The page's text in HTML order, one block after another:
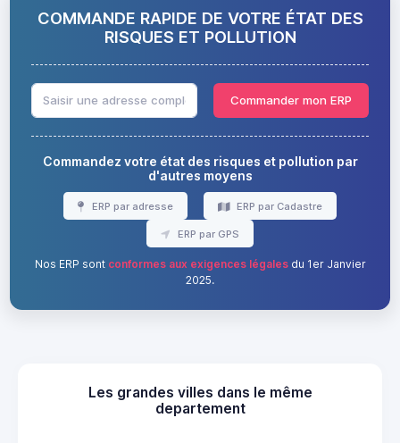
COMMANDE RAPIDE DE VOTRE ÉTAT DES
RISQUES ET POLLUTION
Commander mon ERP
Commandez votre état des risques et pollution par
d'autres moyens
ERP par adresse ERP par Cadastre
ERP par GPS
Nos ERP sont conformes aux exigences légalesdu 1er Janvier
2025.
Les grandes villes dans le même
departement